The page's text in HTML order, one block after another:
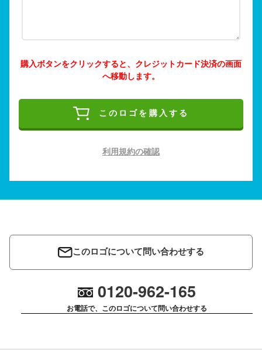
購入ボタンをクリックすると、クレジットカード決済の画面
へ移動します。
このロゴを購入する
利用規約の確認
このロゴについて問い合わせする
0120-962-165
お電話で、このロゴについて問い合わせする